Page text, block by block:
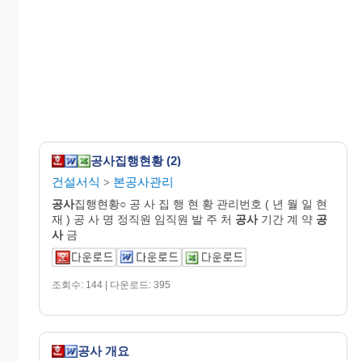
공사집행현황 (2)
건설서식 > 본공사관리
공사집행현황○ 공 사 집 행 현 황 관리번호 ( 년 월 일 현
재 ) 공 사 명 정직원 임직원 발 주 처 공사기간 계 약 공
사금
조회수: 144 | 다운로드: 395
공사 개요